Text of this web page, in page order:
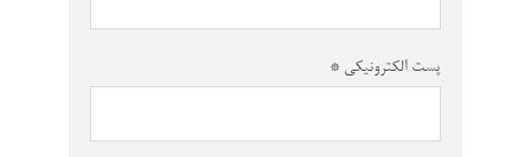
پست الکترونیکی *